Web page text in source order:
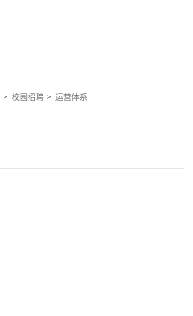
> 校园招聘 > 运营体系